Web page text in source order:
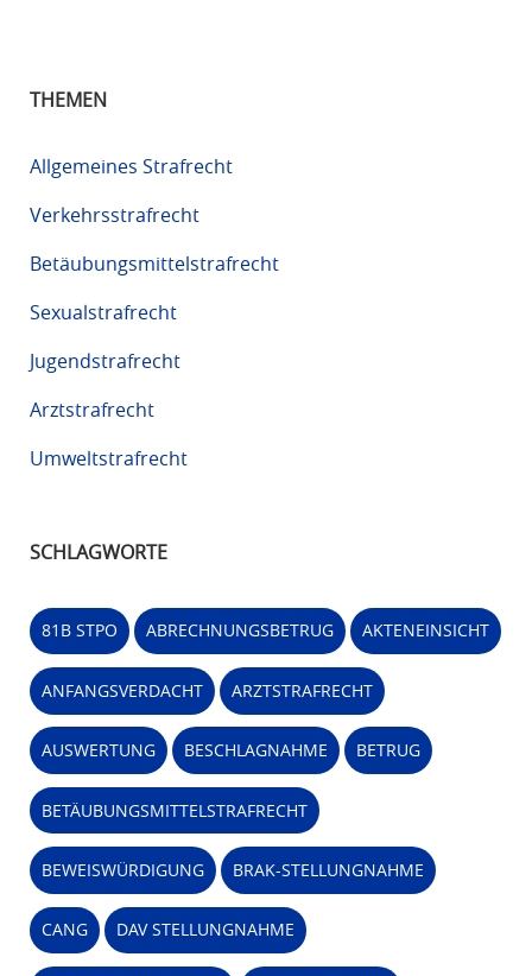
THEMEN
Allgemeines Strafrecht
Verkehrsstrafrecht
Betäubungsmittelstrafrecht
Sexualstrafrecht
Jugendstrafrecht
Arztstrafrecht
Umweltstrafrecht
SCHLAGWORTE
81B STPO ABRECHNUNGSBETRUG AKTENEINSICHT
ANFANGSVERDACHT ARZTSTRAFRECHT
AUSWERTUNG BESCHLAGNAHME BETRUG
BETÄUBUNGSMITTELSTRAFRECHT
BEWEISWÜRDIGUNG BRAK-STELLUNGNAHME
CANG DAV STELLUNGNAHME